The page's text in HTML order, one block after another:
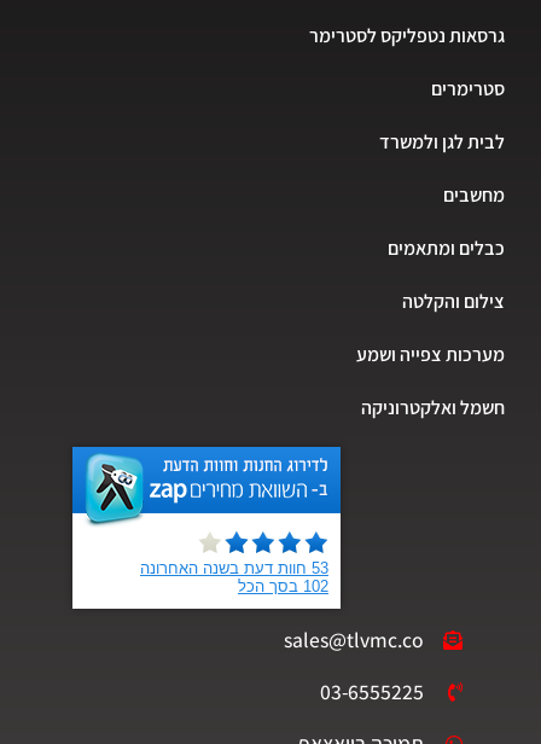
גרסאות נטפליקס לסטרימר
סטרימרים
לבית לגן ולמשרד
מחשבים
כבלים ומתאמים
צילום והקלטה
מערכות צפייה ושמע
חשמל ואלקטרוניקה
sales@tlvmc.co
03-6555225